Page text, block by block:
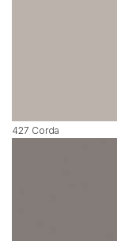
427 Corda